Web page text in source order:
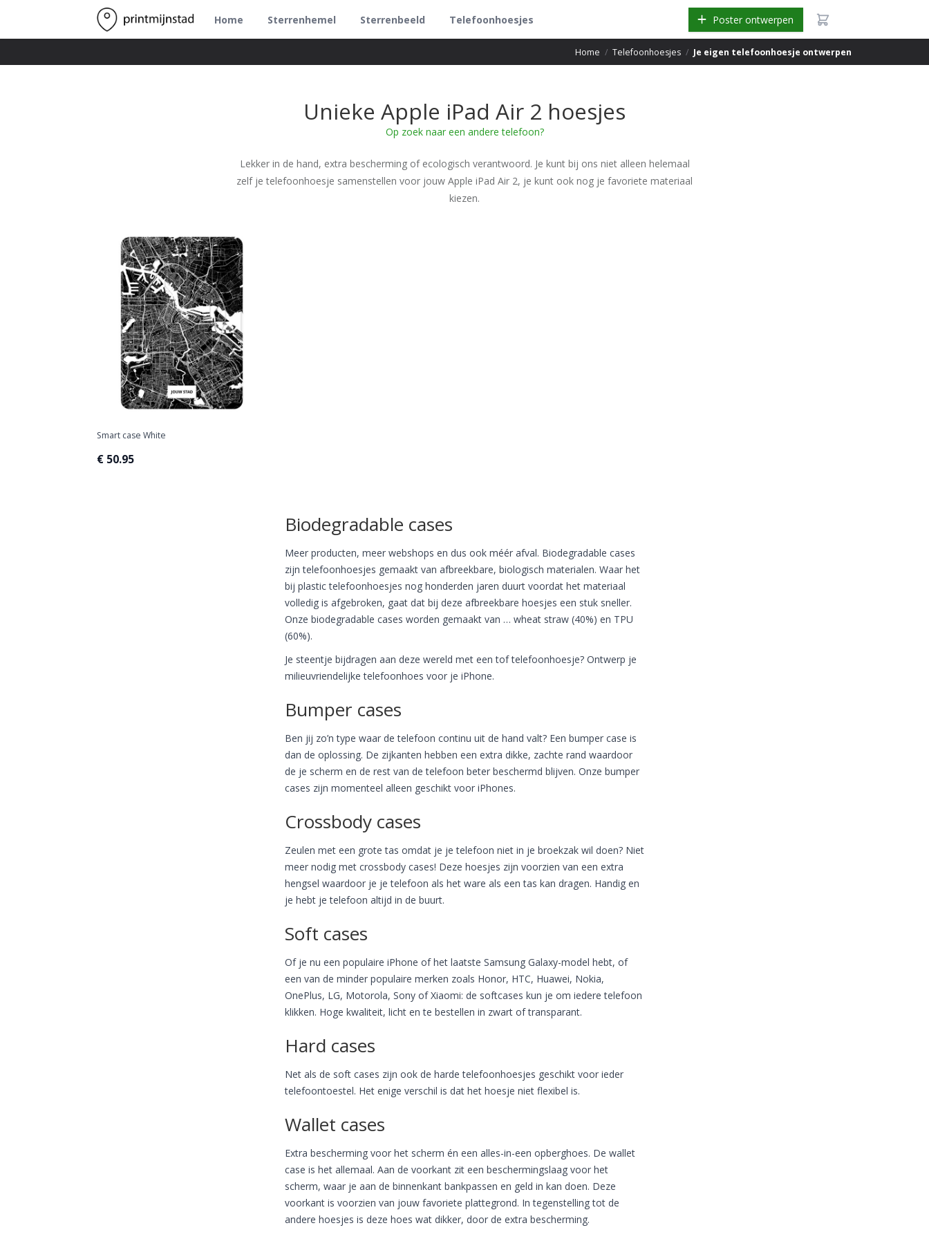
Home Sterrenhemel Sterrenbeeld Telefoonhoesjes Poster ontwerpen
Home / Telefoonhoesjes / Je eigen telefoonhoesje ontwerpen
Unieke Apple iPad Air 2 hoesjes
Op zoek naar een andere telefoon?
Lekker in de hand, extra bescherming of ecologisch verantwoord. Je kunt bij ons niet alleen helemaal
zelf je telefoonhoesje samenstellen voor jouw Apple iPad Air 2, je kunt ook nog je favoriete materiaal
kiezen.
Smart case White
€ 50.95
Biodegradable cases
Meer producten, meer webshops en dus ook méér afval. Biodegradable cases
zijn telefoonhoesjes gemaakt van afbreekbare, biologisch materialen. Waar het
bij plastic telefoonhoesjes nog honderden jaren duurt voordat het materiaal
volledig is afgebroken, gaat dat bij deze afbreekbare hoesjes een stuk sneller.
Onze biodegradable cases worden gemaakt van … wheat straw (40%) en TPU
(60%).
Je steentje bijdragen aan deze wereld met een tof telefoonhoesje? Ontwerp je
milieuvriendelijke telefoonhoes voor je iPhone.
Bumper cases
Ben jij zo’n type waar de telefoon continu uit de hand valt? Een bumper case is
dan de oplossing. De zijkanten hebben een extra dikke, zachte rand waardoor
de je scherm en de rest van de telefoon beter beschermd blijven. Onze bumper
cases zijn momenteel alleen geschikt voor iPhones.
Crossbody cases
Zeulen met een grote tas omdat je je telefoon niet in je broekzak wil doen? Niet
meer nodig met crossbody cases! Deze hoesjes zijn voorzien van een extra
hengsel waardoor je je telefoon als het ware als een tas kan dragen. Handig en
je hebt je telefoon altijd in de buurt.
Soft cases
Of je nu een populaire iPhone of het laatste Samsung Galaxy-model hebt, of
een van de minder populaire merken zoals Honor, HTC, Huawei, Nokia,
OnePlus, LG, Motorola, Sony of Xiaomi: de softcases kun je om iedere telefoon
klikken. Hoge kwaliteit, licht en te bestellen in zwart of transparant.
Hard cases
Net als de soft cases zijn ook de harde telefoonhoesjes geschikt voor ieder
telefoontoestel. Het enige verschil is dat het hoesje niet flexibel is.
Wallet cases
Extra bescherming voor het scherm én een alles-in-een opberghoes. De wallet
case is het allemaal. Aan de voorkant zit een beschermingslaag voor het
scherm, waar je aan de binnenkant bankpassen en geld in kan doen. Deze
voorkant is voorzien van jouw favoriete plattegrond. In tegenstelling tot de
andere hoesjes is deze hoes wat dikker, door de extra bescherming.